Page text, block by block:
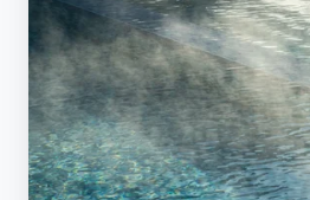
Swimming
Pool:
Every
Method
Compared